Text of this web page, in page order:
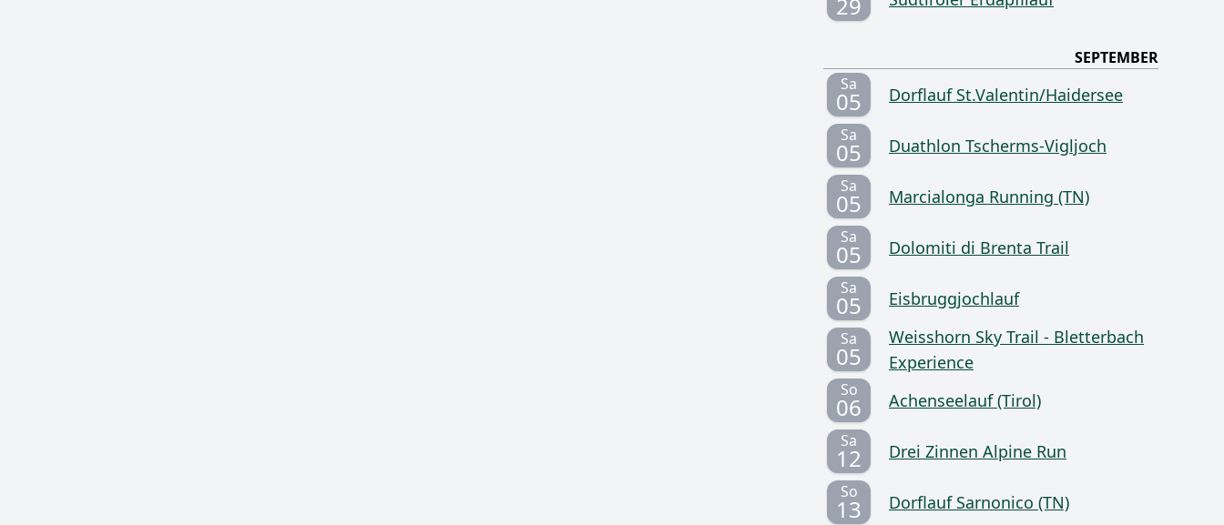
SEPTEMBER
Sa
05 Dorflauf St.Valentin/Haidersee
Sa
05 Duathlon Tscherms-Vigljoch
Sa
05 Marcialonga Running (TN)
Sa
05 Dolomiti di Brenta Trail
Sa
05 Eisbruggjochlauf
Sa
05
Weisshorn Sky Trail - Bletterbach
Experience
So
06 Achenseelauf (Tirol)
Sa
12 Drei Zinnen Alpine Run
So
13 Dorflauf Sarnonico (TN)